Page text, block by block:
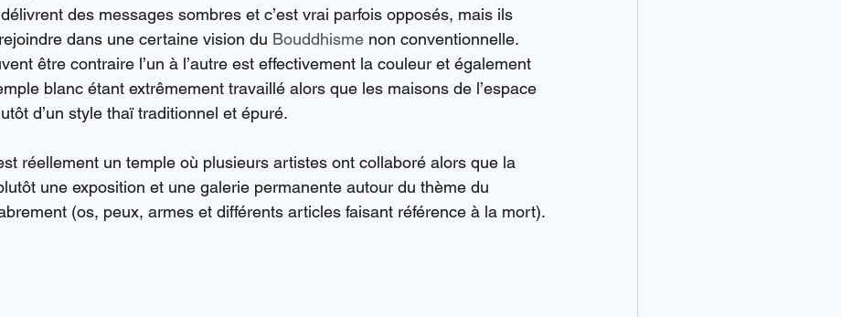
des messages sombres et c’est vrai parfois opposés, mais ils
dans une certaine vision du Bouddhisme non conventionnelle.
être contraire l’un à l’autre est effectivement la couleur et également
blanc étant extrêmement travaillé alors que les maisons de l’espace
d’un style thaï traditionnel et épuré.
réellement un temple où plusieurs artistes ont collaboré alors que la
une exposition et une galerie permanente autour du thème du
(os, peux, armes et différents articles faisant référence à la mort).